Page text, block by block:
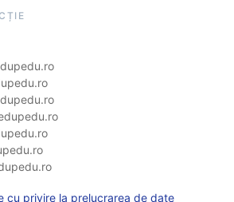
cu privire la prelucrarea de date